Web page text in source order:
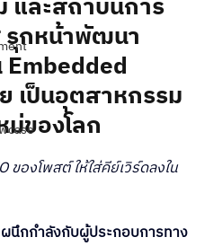
รุกหน้าพัฒนา
เป็นอุตสาหกรรม
ของโลก
ของโพสต์ ให้ใส่คีย์เวิร์ดลงใน
นึกกำลังกับผู้ประกอบการทาง